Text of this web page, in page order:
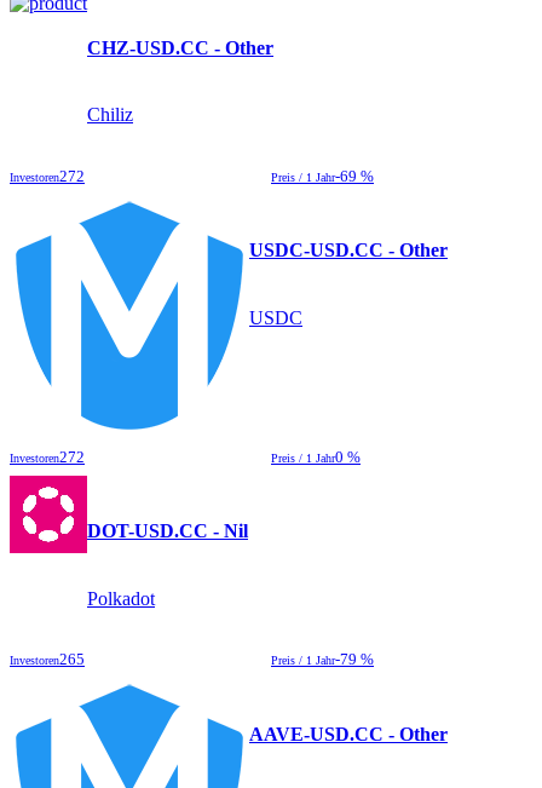
CHZ-USD.CC - Other
Chiliz
Investoren272 Preis / 1 Jahr-69 %
USDC-USD.CC - Other
USDC
Investoren272 Preis / 1 Jahr0 %
DOT-USD.CC - Nil
Polkadot
Investoren265 Preis / 1 Jahr-79 %
AAVE-USD.CC - Other